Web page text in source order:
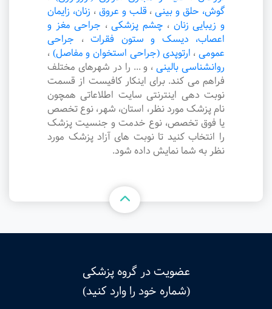
گوش، حلق و بینی ، قلب و عروق ، زنان، زایمان
و زیبایی زنان ، چشم پزشکی ، جراحی مغز و
اعصاب، دیسک و ستون فقرات ، جراحی
عمومی ، ارتوپدی (جراحی استخوان و مفاصل) ،
روانشناسی بالینی ، و ... را در شهرهای مختلف
فراهم می کند. برای اینکار کافیست از قسمت
نوبت دهی اینترنتی سایت اطلاعاتی همچون
نام پزشک مورد نظر، استان، شهر، نوع تخصص
یا فوق تخصص، نوع خدمت و جنسیت پزشک
را انتخاب کنید تا نوبت های آزاد پزشک مورد
نظر به شما نمایش داده شود.
عضویت در گروه پزشکی
(شماره خود را وارد کنید)